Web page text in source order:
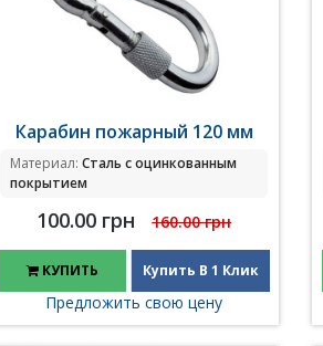
Карабин пожарный 120 мм
Материал: Сталь с оцинкованным
покрытием
100.00 грн 160.00 грн
КУПИТЬ Купить В 1 Клик
Предложить свою цену